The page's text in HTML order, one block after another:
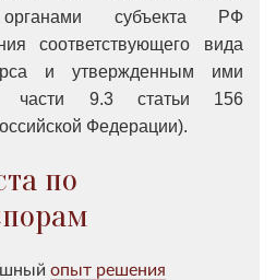
органами субъекта РФ
соответствующего вида
и утвержденным ими
части 9.3 статьи 156
Федерации).
по
опыт решения